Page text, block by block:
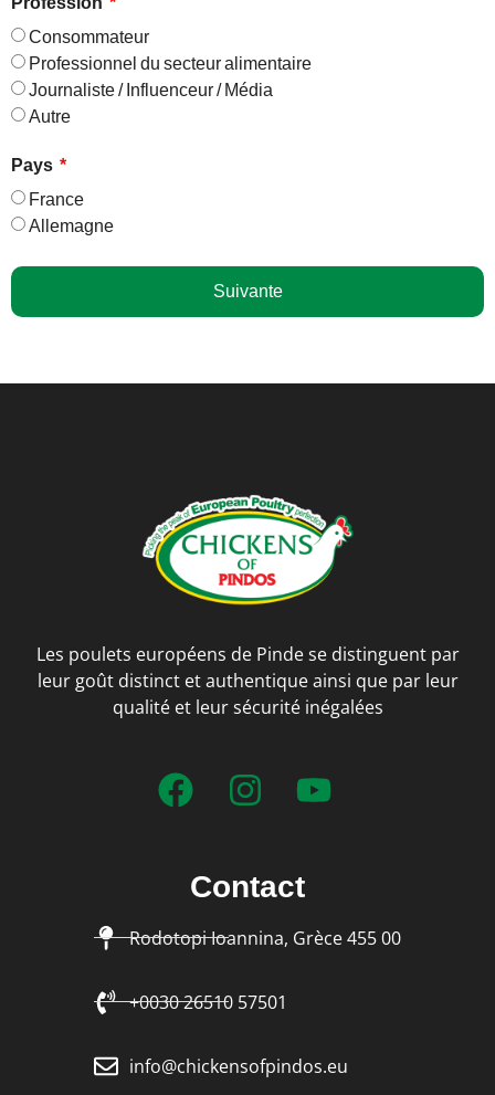
Consommateur
Professionnel du secteur alimentaire
Journaliste / Influenceur / Média
Autre
Pays
France
Allemagne
Suivante
Les poulets européens de Pinde se distinguent par
leur goût distinct et authentique ainsi que par leur
qualité et leur sécurité inégalées
Contact
Rodotopi Ioannina, Grèce 455 00
+0030 26510 57501
info@chickensofpindos.eu